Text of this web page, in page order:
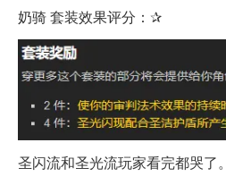
奶骑 套装效果评分：✰
圣闪流和圣光流玩家看完都哭了。